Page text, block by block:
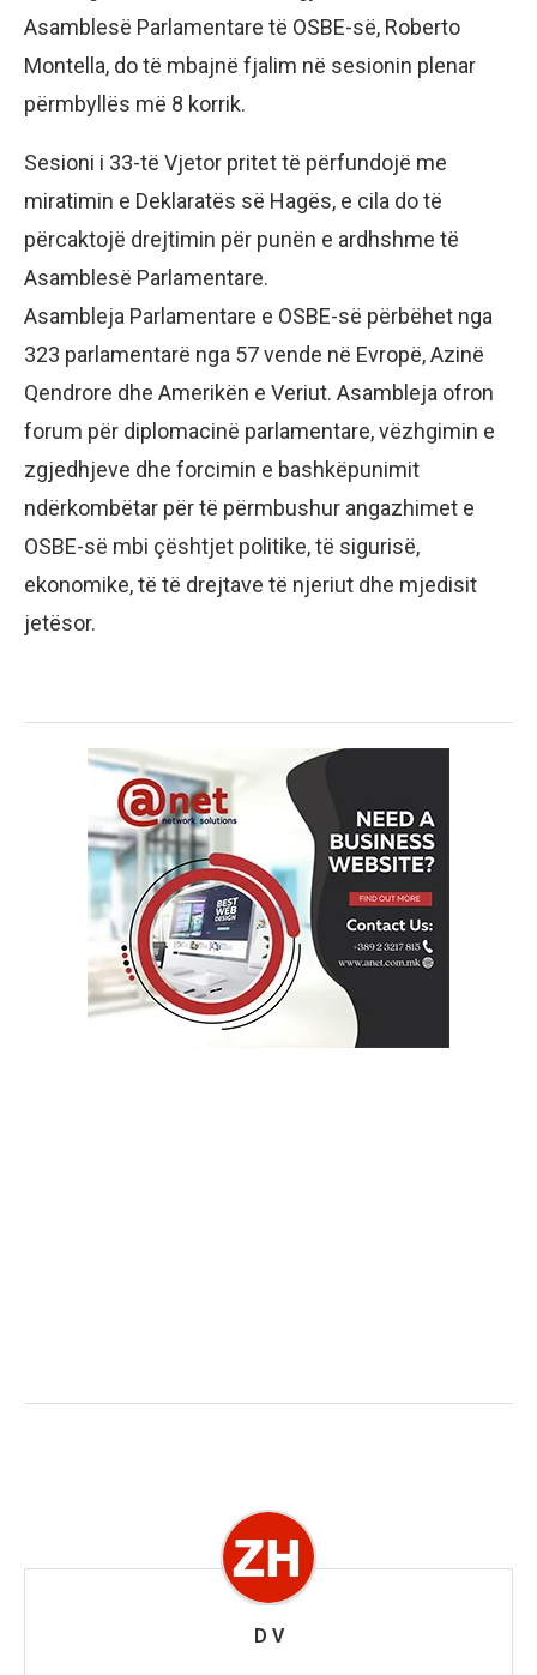
Asamblesë Parlamentare të OSBE-së, Roberto
Montella, do të mbajnë fjalim në sesionin plenar
përmbyllës më 8 korrik.
Sesioni i 33-të Vjetor pritet të përfundojë me
miratimin e Deklaratës së Hagës, e cila do të
përcaktojë drejtimin për punën e ardhshme të
Asamblesë Parlamentare.
Asambleja Parlamentare e OSBE-së përbëhet nga
323 parlamentarë nga 57 vende në Evropë, Azinë
Qendrore dhe Amerikën e Veriut. Asambleja ofron
forum për diplomacinë parlamentare, vëzhgimin e
zgjedhjeve dhe forcimin e bashkëpunimit
ndërkombëtar për të përmbushur angazhimet e
OSBE-së mbi çështjet politike, të sigurisë,
ekonomike, të të drejtave të njeriut dhe mjedisit
jetësor.
D V